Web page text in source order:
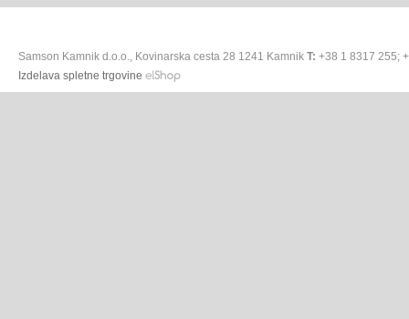
Samson Kamnik d.o.o., Kovinarska cesta 28 1241 Kamnik T: +38 1 8317 255;
Izdelava spletne trgovine